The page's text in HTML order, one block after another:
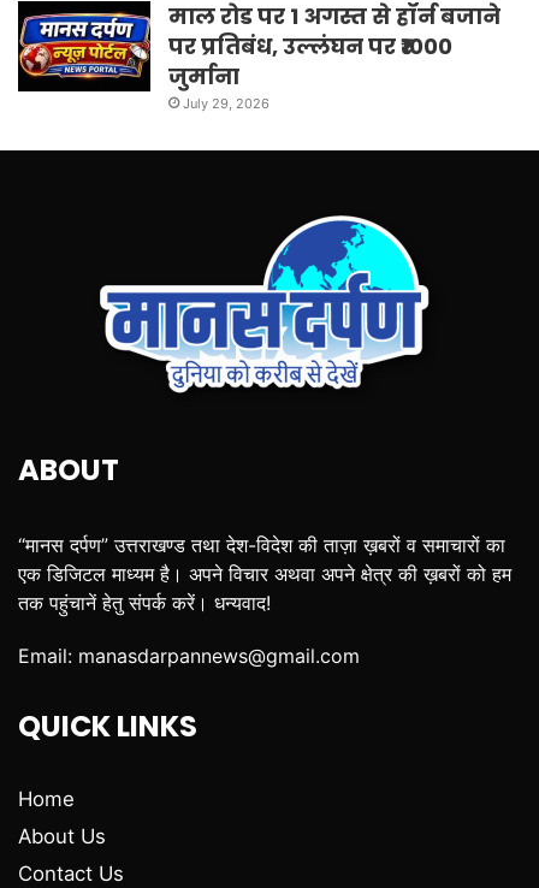
माल रोड पर 1 अगस्त से हॉर्न बजाने
पर प्रतिबंध, उल्लंघन पर ₹1000
जुर्माना
July 29, 2026
ABOUT
“मानस दर्पण” उत्तराखण्ड तथा देश-विदेश की ताज़ा ख़बरों व समाचारों का
एक डिजिटल माध्यम है। अपने विचार अथवा अपने क्षेत्र की ख़बरों को हम
तक पहुंचानें हेतु संपर्क करें। धन्यवाद!
Email: manasdarpannews@gmail.com
QUICK LINKS
Home
About Us
Contact Us